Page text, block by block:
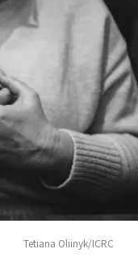
Tetiana Oliinyk/ICRC